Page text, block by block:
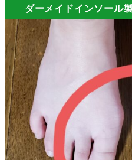
ダーメイドインソール